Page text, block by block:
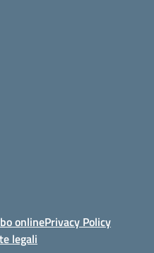
onlinePrivacy Policy
legali